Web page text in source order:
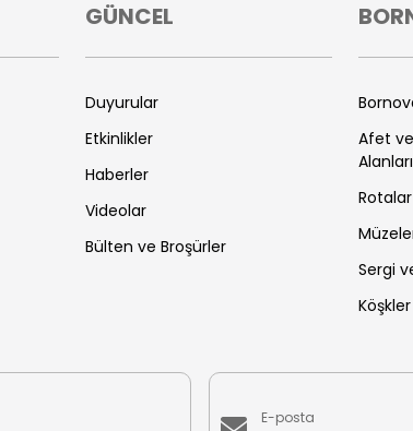
GÜNCEL
Duyurular
Etkinlikler
Haberler
Videolar
Bülten ve Broşürler
Afet
Alanları
Rotalar
Sergi
Köşkler
E-posta